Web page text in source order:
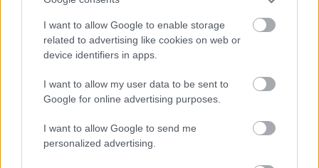
I want to allow Google to enable storage
related to advertising like cookies on web or
device identifiers in apps.
I want to allow my user data to be sent to
Google for online advertising purposes.
I want to allow Google to send me
personalized advertising.
összehozni a filmet és nem adom be a pályázatra.
Ekkor már nem is tévé-, hanem nagyjátékfilmben
gondolkodtam, és itt jött az ötlet, hogy az időtlenség és
változik” helyzetet jobban meg tudom úgy mutatni, ha
van egy olyan kerettörténet, ami a mai korhoz passzol.
Ennek az alapja a 2014-ben, Ukrajnában kitört háború
lett, szűkebben véve az a folyamat, amelynek során
nagyon sok magyar jött át Kárpátaljáról
Magyarországra, vagy az őket ért atrocitások miatt,